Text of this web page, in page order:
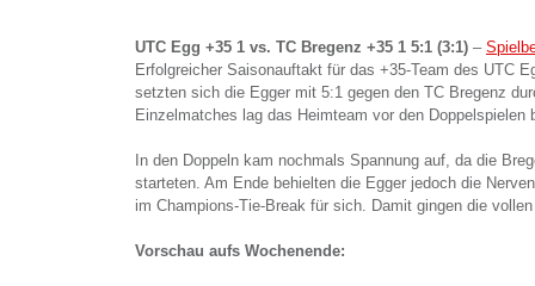
UTC Egg +35 1 vs. TC Bregenz +35 1 5:1 (3:1) –
Erfolgreicher Saisonauftakt für das +35-Team des UTC
setzten sich die Egger mit 5:1 gegen den TC Bregenz
Einzelmatches lag das Heimteam vor den Doppelspielen
In den Doppeln kam nochmals Spannung auf, da die
starteten. Am Ende behielten die Egger jedoch die
im Champions-Tie-Break für sich. Damit gingen die
Vorschau aufs Wochenende: